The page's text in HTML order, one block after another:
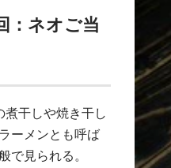
：ネオご当
干しや焼き干し
ーメンとも呼ば
で見られる。